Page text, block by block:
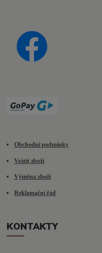
Obchodní podmínky
Vrátit zboží
Výměna zboží
Reklamační řád
KONTAKTY